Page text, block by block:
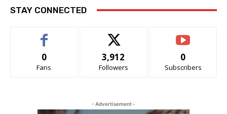
STAY CONNECTED
0
Fans
3,912
Followers
0
Subscribers
- Advertisement -